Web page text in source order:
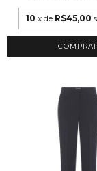
10 x de R$45,00